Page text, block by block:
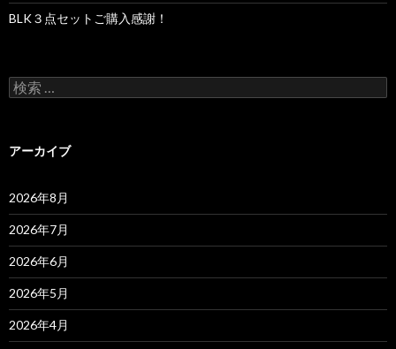
BLK３点セットご購入感謝！
検
索
アーカイブ
2026年8月
2026年7月
2026年6月
2026年5月
2026年4月